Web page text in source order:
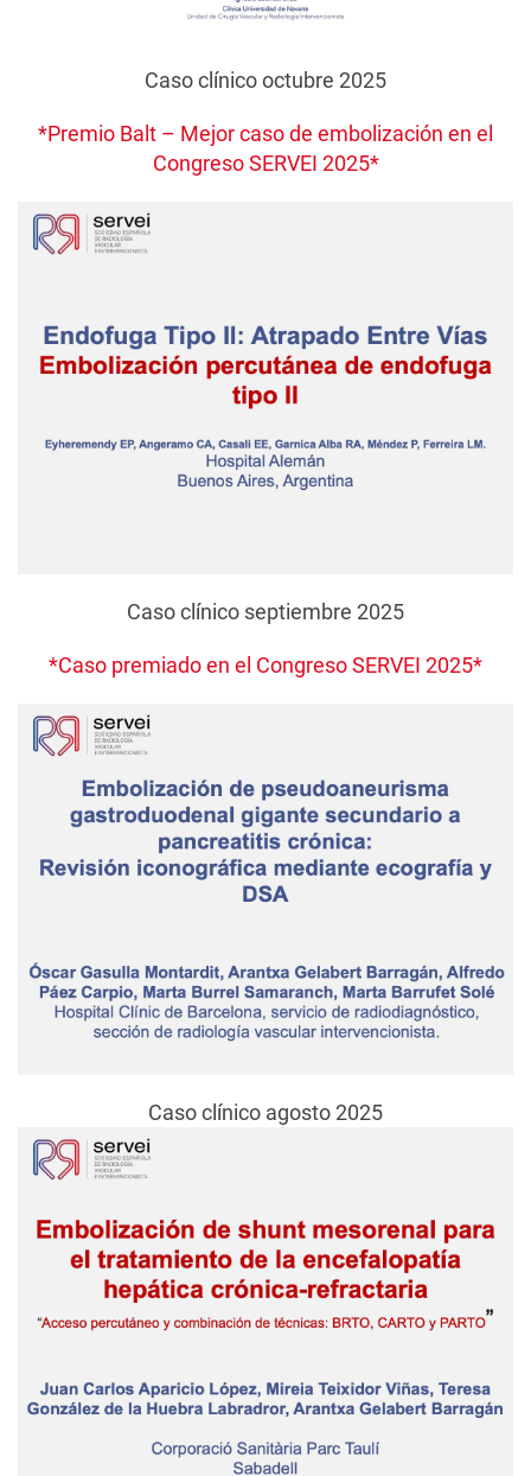
Caso clínico octubre 2025
*Premio Balt – Mejor caso de embolización en el
Congreso SERVEI 2025*
Caso clínico septiembre 2025
*Caso premiado en el Congreso SERVEI 2025*
Caso clínico agosto 2025